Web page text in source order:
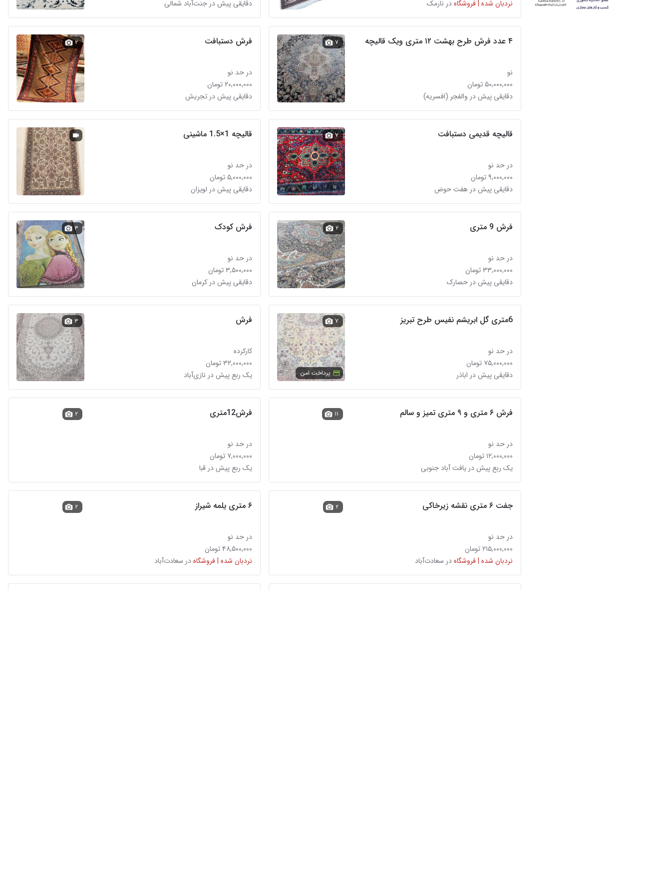
نردبان شده | فروشگاهدر نارمک
دقایقی پیش در جنت‌آباد شمالی
۴ عدد فرش طرح بهشت ۱۲ متری ویک قالیچه
نو
۵۰,۰۰۰,۰۰۰ تومان
دقایقی پیش در والفجر (افسریه)
۷ فرش دستبافت
در حد نو
۲۰,۰۰۰,۰۰۰ تومان
دقایقی پیش در تجریش
۲
قالیچه قدیمی دستبافت
در حد نو
۹,۰۰۰,۰۰۰ تومان
دقایقی پیش در هفت حوض
۷ قالیچه 1×1.5 ماشینی
در حد نو
۵,۰۰۰,۰۰۰ تومان
دقایقی پیش در لویزان
فرش 9 متری
در حد نو
۳۳,۰۰۰,۰۰۰ تومان
دقایقی پیش در حصارک
۲ فرش کودک
در حد نو
۳,۵۰۰,۰۰۰ تومان
دقایقی پیش در کرمان
۳
6متری گل ابریشم نفیس طرح تبریز
در حد نو
۷۵,۰۰۰,۰۰۰ تومان
دقایقی پیش در اباذر
۷
پرداخت امن
فرش
کارکرده
۳۲,۰۰۰,۰۰۰ تومان
یک ربع پیش در نازی‌آباد
۳
فرش ۶ متری و ۹ متری تمیز و سالم
در حد نو
۱۲,۰۰۰,۰۰۰ تومان
یک ربع پیش در یافت آباد جنوبی
۱۱ فرش12متری
در حد نو
۷,۰۰۰,۰۰۰ تومان
یک ربع پیش در قبا
۲
جفت ۶ متری نقشه زیر‌خاکی
در حد نو
۲۱۵,۰۰۰,۰۰۰ تومان
نردبان شده | فروشگاهدر سعادت‌آباد
۲ ۶ متری یلمه شیراز
در حد نو
۴۸,۵۰۰,۰۰۰ تومان
نردبان شده | فروشگاهدر سعادت‌آباد
۲